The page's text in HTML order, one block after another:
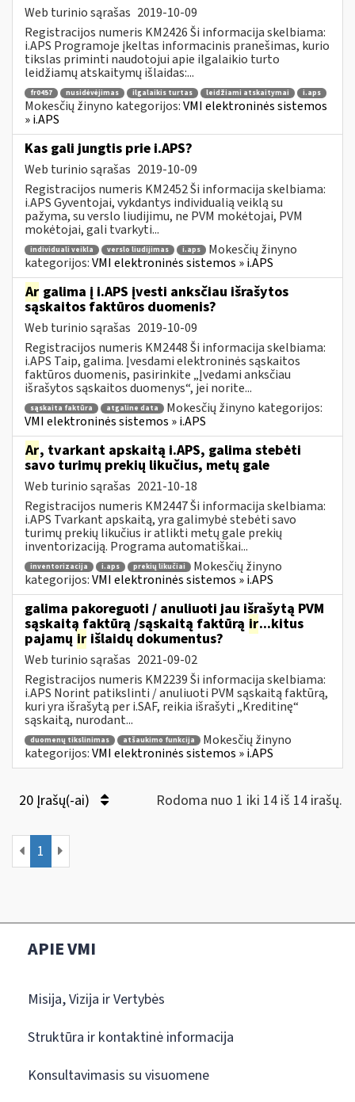
Web turinio sąrašas 2019-10-09
Registracijos numeris KM2426 Ši informacija skelbiama:
i.APS Programoje įkeltas informacinis pranešimas, kurio
tikslas priminti naudotojui apie ilgalaikio turto
leidžiamų atskaitymų išlaidas:...
fr0457 nusidėvėjimas ilgalaikis turtas leidžiami atskaitymai i.aps
Mokesčių žinyno kategorijos:VMI elektroninės sistemos
» i.APS
Kas gali jungtis prie i.APS?
Web turinio sąrašas 2019-10-09
Registracijos numeris KM2452 Ši informacija skelbiama:
i.APS Gyventojai, vykdantys individualią veiklą su
pažyma, su verslo liudijimu, ne PVM mokėtojai, PVM
mokėtojai, gali tvarkyti...
individuali veikla verslo liudijimas i.aps
Mokesčių žinyno
kategorijos:VMI elektroninės sistemos » i.APS
Ar galima į i.APS įvesti anksčiau išrašytos
sąskaitos faktūros duomenis?
Web turinio sąrašas 2019-10-09
Registracijos numeris KM2448 Ši informacija skelbiama:
i.APS Taip, galima. Įvesdami elektroninės sąskaitos
faktūros duomenis, pasirinkite „Įvedami anksčiau
išrašytos sąskaitos duomenys“, jei norite...
sąskaita faktūra atgaline data
Mokesčių žinyno kategorijos:
VMI elektroninės sistemos » i.APS
Ar, tvarkant apskaitą i.APS, galima stebėti
savo turimų prekių likučius, metų gale
Web turinio sąrašas 2021-10-18
Registracijos numeris KM2447 Ši informacija skelbiama:
i.APS Tvarkant apskaitą, yra galimybė stebėti savo
turimų prekių likučius ir atlikti metų gale prekių
inventorizaciją. Programa automatiškai...
inventorizacija i.aps prekių likučiai
Mokesčių žinyno
kategorijos:VMI elektroninės sistemos » i.APS
galima pakoreguoti / anuliuoti jau išrašytą PVM
sąskaitą faktūrą /sąskaitą faktūrą ir...kitus
pajamų ir išlaidų dokumentus?
Web turinio sąrašas 2021-09-02
Registracijos numeris KM2239 Ši informacija skelbiama:
i.APS Norint patikslinti / anuliuoti PVM sąskaitą faktūrą,
kuri yra išrašytą per i.SAF, reikia išrašyti „Kreditinę“
sąskaitą, nurodant...
duomenų tikslinimas atšaukimo funkcija
Mokesčių žinyno
kategorijos:VMI elektroninės sistemos » i.APS
20 Įrašų(-ai) Rodoma nuo 1 iki 14 iš 14 irašų.
1
APIE VMI
Misija, Vizija ir Vertybės
Struktūra ir kontaktinė informacija
Konsultavimasis su visuomene